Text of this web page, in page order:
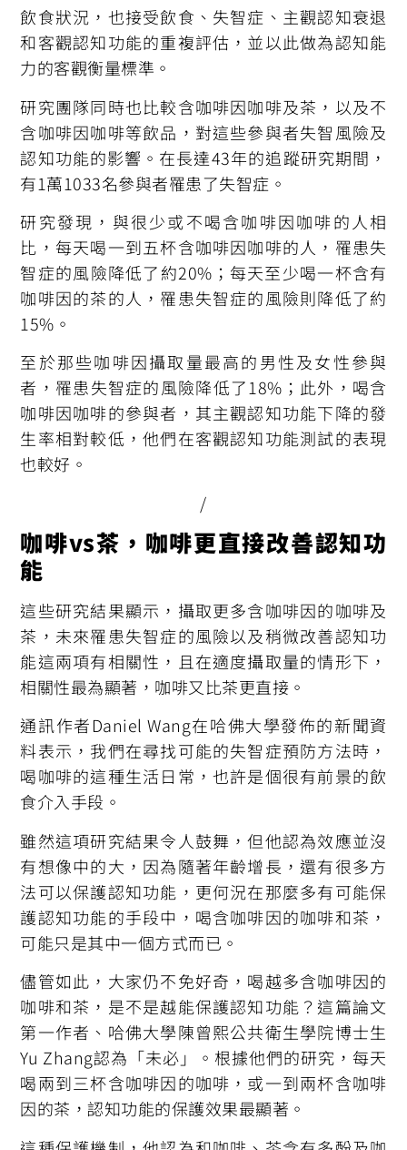
飲食狀況，也接受飲食、失智症、主觀認知衰退
和客觀認知功能的重複評估，並以此做為認知能
力的客觀衡量標準。
研究團隊同時也比較含咖啡因咖啡及茶，以及不
含咖啡因咖啡等飲品，對這些參與者失智風險及
認知功能的影響。在長達43年的追蹤研究期間，
有1萬1033名參與者罹患了失智症。
研究發現，與很少或不喝含咖啡因咖啡的人相
比，每天喝一到五杯含咖啡因咖啡的人，罹患失
智症的風險降低了約20%；每天至少喝一杯含有
咖啡因的茶的人，罹患失智症的風險則降低了約
15%。
至於那些咖啡因攝取量最高的男性及女性參與
者，罹患失智症的風險降低了18%；此外，喝含
咖啡因咖啡的參與者，其主觀認知功能下降的發
生率相對較低，他們在客觀認知功能測試的表現
也較好。
/
咖啡vs茶，咖啡更直接改善認知功
能
這些研究結果顯示，攝取更多含咖啡因的咖啡及
茶，未來罹患失智症的風險以及稍微改善認知功
能這兩項有相關性，且在適度攝取量的情形下，
相關性最為顯著，咖啡又比茶更直接。
通訊作者Daniel Wang在哈佛大學發佈的新聞資
料表示，我們在尋找可能的失智症預防方法時，
喝咖啡的這種生活日常，也許是個很有前景的飲
食介入手段。
雖然這項研究結果令人鼓舞，但他認為效應並沒
有想像中的大，因為隨著年齡增長，還有很多方
法可以保護認知功能，更何況在那麼多有可能保
護認知功能的手段中，喝含咖啡因的咖啡和茶，
可能只是其中一個方式而已。
儘管如此，大家仍不免好奇，喝越多含咖啡因的
咖啡和茶，是不是越能保護認知功能？這篇論文
第一作者、哈佛大學陳曾熙公共衛生學院博士生
Yu Zhang認為「未必」。根據他們的研究，每天
喝兩到三杯含咖啡因的咖啡，或一到兩杯含咖啡
因的茶，認知功能的保護效果最顯著。